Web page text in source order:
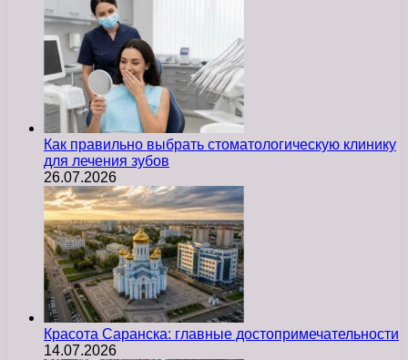
Как правильно выбрать стоматологическую клинику
для лечения зубов
26.07.2026
Красота Саранска: главные достопримечательности
14.07.2026